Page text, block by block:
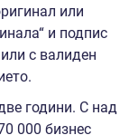
или
и подпис
с валиден
години. С над
000 бизнес